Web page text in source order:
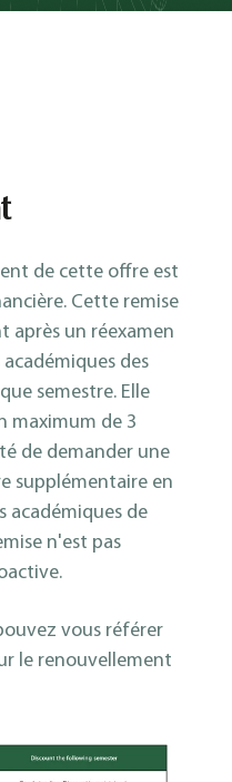
de cette offre est
Cette remise
après un réexamen
des
semestre. Elle
maximum de 3
de demander une
supplémentaire en
académiques de
n'est pas
vous référer
le renouvellement